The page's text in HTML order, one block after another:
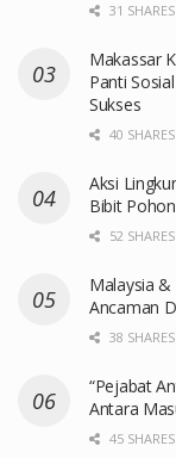
31 SHARES
Makassar
Panti
Sukses
40 SHARES
Aksi
Bibit
52 SHARES
Malaysia &
Ancaman
38 SHARES
“Pejabat
Antara
45 SHARES